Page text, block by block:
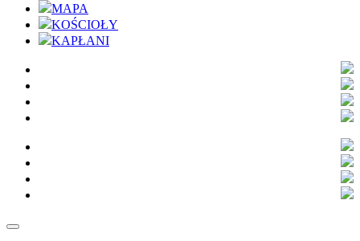
MAPA
KOŚCIOŁY
KAPŁANI